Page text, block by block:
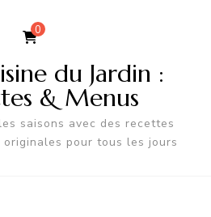
0
du Jardin :
& Menus
saisons avec des recettes
originales pour tous les jours